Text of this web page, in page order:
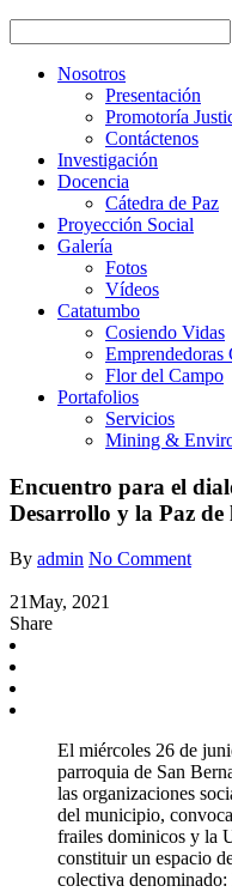
Nosotros
Presentación
Promotoría
Contáctenos
Investigación
Docencia
Cátedra de Paz
Proyección Social
Galería
Fotos
Vídeos
Catatumbo
Cosiendo Vidas
Emprendedoras
Flor del Campo
Portafolios
Servicios
Mining &
Encuentro para el
Desarrollo y la Paz
By admin No Comment
21May, 2021
Share
El miércoles 26 de
parroquia de San
las organizaciones
del municipio,
frailes dominicos y la
constituir un espacio
colectiva